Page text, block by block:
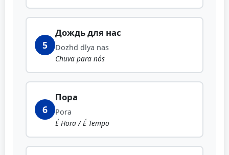
5
Дождь для нас
Dozhd dlya nas
Chuva para nós
6
Пора
Pora
É Hora / É Tempo